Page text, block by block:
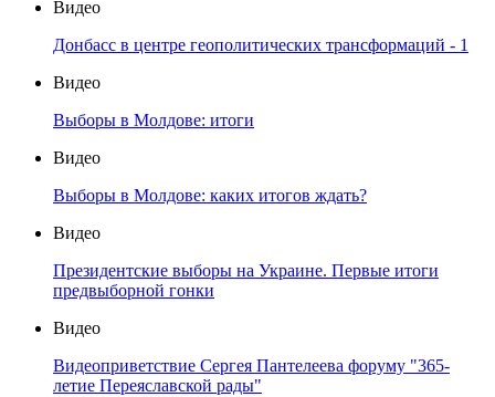
Видео
Донбасс в центре геополитических трансформаций - 1
Видео
Выборы в Молдове: итоги
Видео
Выборы в Молдове: каких итогов ждать?
Видео
Президентские выборы на Украине. Первые итоги
предвыборной гонки
Видео
Видеоприветствие Сергея Пантелеева форуму "365-
летие Переяславской рады"